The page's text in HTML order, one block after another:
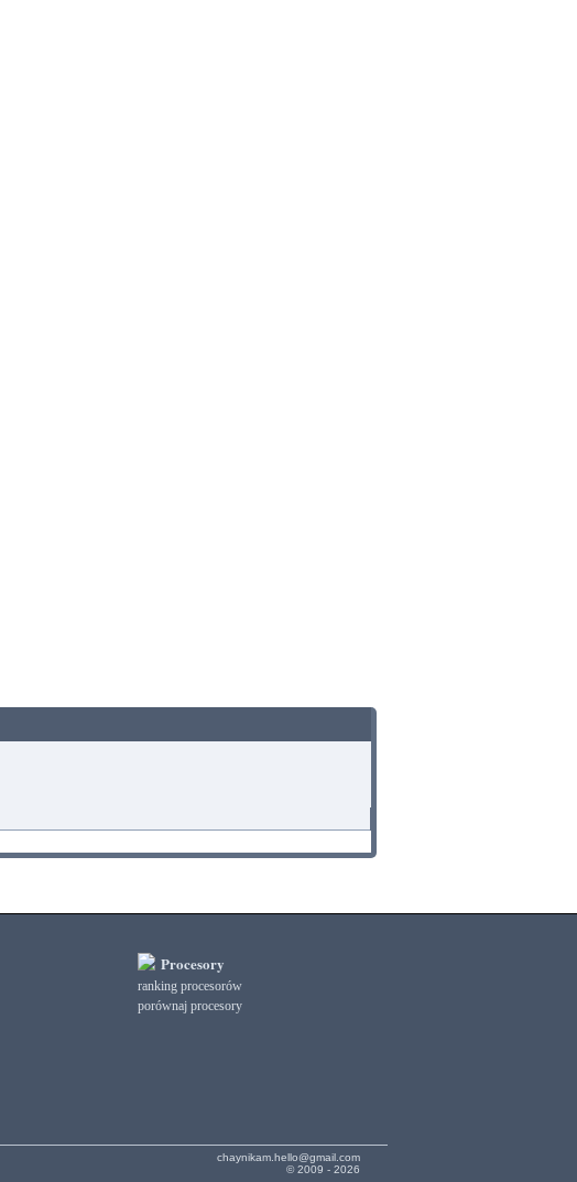
Procesory
ranking procesorów
porównaj procesory
chaynikam.hello@gmail.com
© 2009 - 2026